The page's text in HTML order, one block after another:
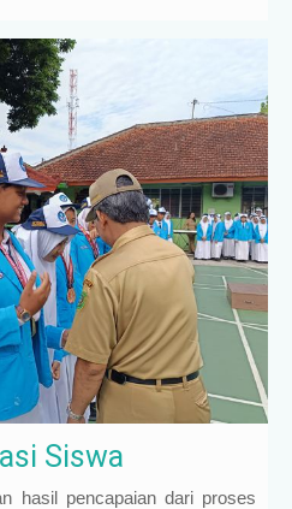
Siswa
hasil pencapaian dari proses